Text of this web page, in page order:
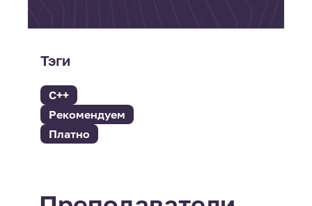
Тэги
C++
Рекомендуем
Платно